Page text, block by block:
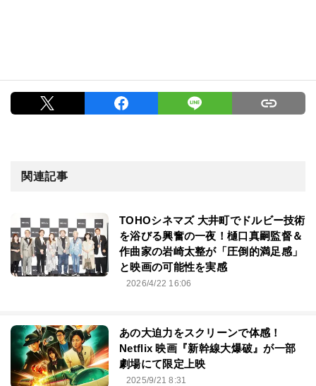
関連記事
TOHOシネマズ 大井町でドルビー技術
を浴びる興奮の一夜！樋口真嗣監督＆
作曲家の岩崎太整が「圧倒的満足感」
と映画の可能性を実感
2026/4/22 16:06
あの大迫力をスクリーンで体感！
Netflix 映画『新幹線大爆破』が一部
劇場にて限定上映
2025/9/21 8:31